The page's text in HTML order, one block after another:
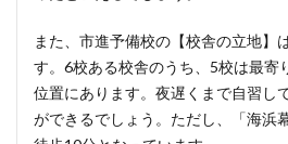
また、市進予備校の【校舎の立地】
す。6校ある校舎のうち、5校は最寄
位置にあります。夜遅くまで自習し
ができるでしょう。ただし、「海浜